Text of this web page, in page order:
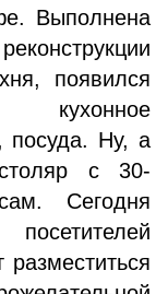
Выполнена
появился
кухонное
посуда. Ну, а
с 30-
Сегодня